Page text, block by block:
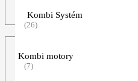
ZOBRAZIŤ VIAC
Kombi Systém
(26)
Kombi motory
(7)